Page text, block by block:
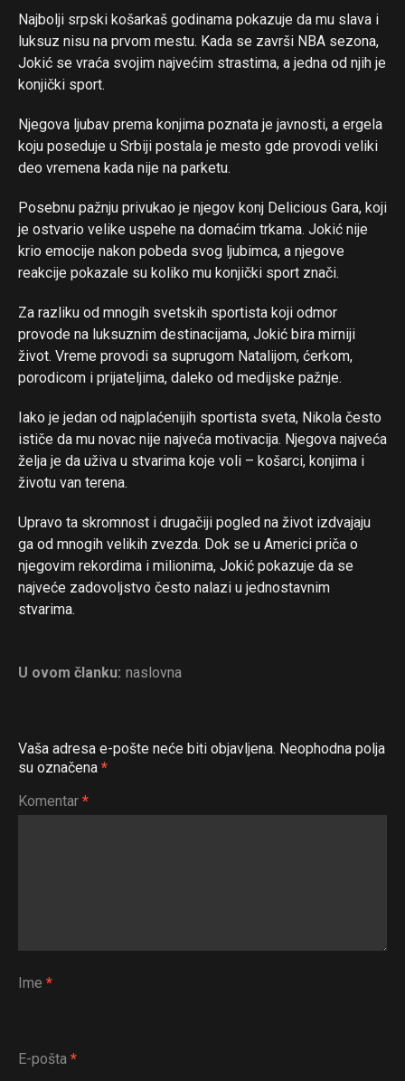
Najbolji srpski košarkaš godinama pokazuje da mu slava i
luksuz nisu na prvom mestu. Kada se završi NBA sezona,
Jokić se vraća svojim najvećim strastima, a jedna od njih je
konjički sport.
Njegova ljubav prema konjima poznata je javnosti, a ergela
koju poseduje u Srbiji postala je mesto gde provodi veliki
deo vremena kada nije na parketu.
Posebnu pažnju privukao je njegov konj Delicious Gara, koji
je ostvario velike uspehe na domaćim trkama. Jokić nije
krio emocije nakon pobeda svog ljubimca, a njegove
reakcije pokazale su koliko mu konjički sport znači.
Za razliku od mnogih svetskih sportista koji odmor
provode na luksuznim destinacijama, Jokić bira mirniji
život. Vreme provodi sa suprugom Natalijom, ćerkom,
porodicom i prijateljima, daleko od medijske pažnje.
Iako je jedan od najplaćenijih sportista sveta, Nikola često
ističe da mu novac nije najveća motivacija. Njegova najveća
želja je da uživa u stvarima koje voli – košarci, konjima i
životu van terena.
Upravo ta skromnost i drugačiji pogled na život izdvajaju
ga od mnogih velikih zvezda. Dok se u Americi priča o
njegovim rekordima i milionima, Jokić pokazuje da se
najveće zadovoljstvo često nalazi u jednostavnim
stvarima.
U ovom članku: naslovna
Vaša adresa e-pošte neće biti objavljena. Neophodna polja
su označena *
Komentar *
Ime *
E-pošta *